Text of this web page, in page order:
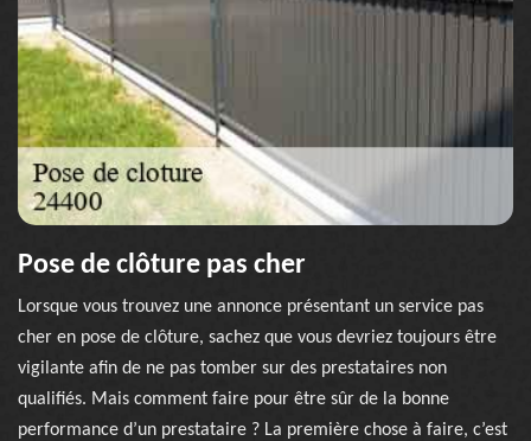
Pose de clôture pas cher
Lorsque vous trouvez une annonce présentant un service pas
cher en pose de clôture, sachez que vous devriez toujours être
vigilante afin de ne pas tomber sur des prestataires non
qualifiés. Mais comment faire pour être sûr de la bonne
performance d’un prestataire ? La première chose à faire, c’est